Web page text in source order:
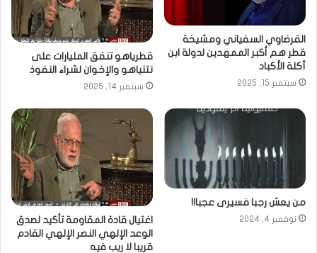
القرضاوي السفياني ومشيخة
قطر هم أكبر الممهدين لدولة ابن
آكلة الأكباد
سبتمبر 15, 2025
قطرياهو تنفق المليارات على
نتنياهو والإخوان لشراء النفوذ
سبتمبر 14, 2025
من يعش رجبا فسيرى عجبا!!
نوفمبر 4, 2024
اغتيال قادة المقاومة تأكيد لصدق
الوعد الإلهي النصر الإلهي القادم
قريبا لا ريب فيه